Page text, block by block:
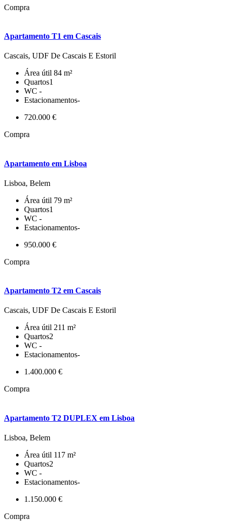
Compra
Apartamento T1 em Cascais
Cascais, UDF De Cascais E Estoril
Área útil 84 m²
Quartos1
WC -
Estacionamentos-
720.000 €
Compra
Apartamento em Lisboa
Lisboa, Belem
Área útil 79 m²
Quartos1
WC -
Estacionamentos-
950.000 €
Compra
Apartamento T2 em Cascais
Cascais, UDF De Cascais E Estoril
Área útil 211 m²
Quartos2
WC -
Estacionamentos-
1.400.000 €
Compra
Apartamento T2 DUPLEX em Lisboa
Lisboa, Belem
Área útil 117 m²
Quartos2
WC -
Estacionamentos-
1.150.000 €
Compra